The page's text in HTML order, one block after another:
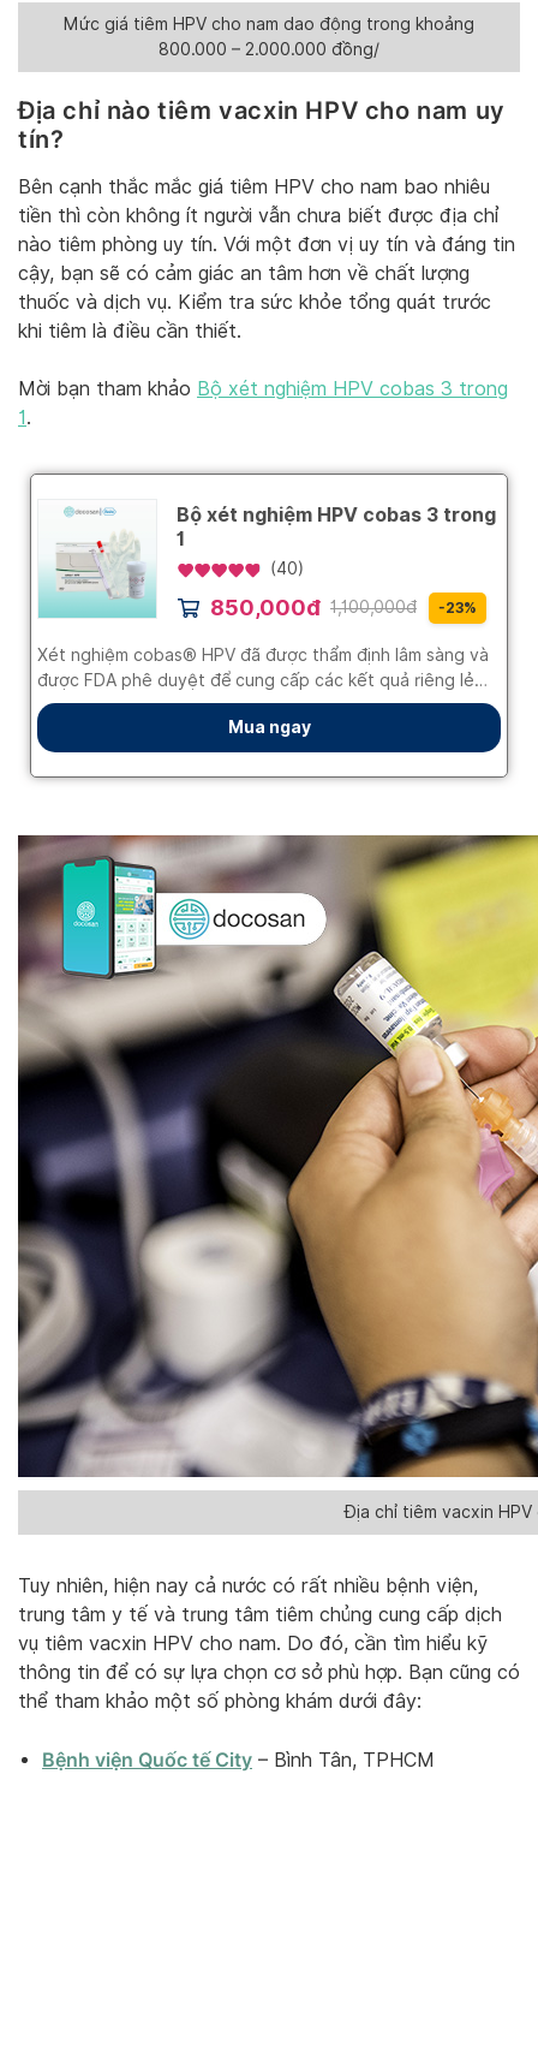
Mức giá tiêm HPV cho nam dao động trong khoảng
800.000 – 2.000.000 đồng/
Địa chỉ nào tiêm vacxin HPV cho nam uy
tín?
Bên cạnh thắc mắc giá tiêm HPV cho nam bao nhiêu
tiền thì còn không ít người vẫn chưa biết được địa chỉ
nào tiêm phòng uy tín. Với một đơn vị uy tín và đáng tin
cậy, bạn sẽ có cảm giác an tâm hơn về chất lượng
thuốc và dịch vụ. Kiểm tra sức khỏe tổng quát trước
khi tiêm là điều cần thiết.
Mời bạn tham khảo Bộ xét nghiệm HPV cobas 3 trong
1.
Địa chỉ tiêm vacxin HPV
Tuy nhiên, hiện nay cả nước có rất nhiều bệnh viện,
trung tâm y tế và trung tâm tiêm chủng cung cấp dịch
vụ tiêm vacxin HPV cho nam. Do đó, cần tìm hiểu kỹ
thông tin để có sự lựa chọn cơ sở phù hợp. Bạn cũng có
thể tham khảo một số phòng khám dưới đây:
Bệnh viện Quốc tế City – Bình Tân, TPHCM